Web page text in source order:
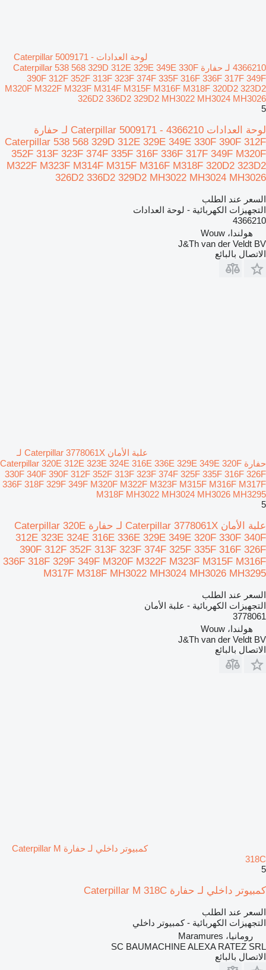
لوحة العدادات Caterpillar 5009171 -
4366210 لـ حفارة Caterpillar 538 568 329D 312E 329E 349E 330F
390F 312F 352F 313F 323F 374F 335F 316F 336F 317F 349F
M320F M322F M323F M314F M315F M316F M318F 320D2 323D2
326D2 336D2 329D2 MH3022 MH3024 MH3026
5
لوحة العدادات Caterpillar 5009171 - 4366210 لـ حفارة
Caterpillar 538 568 329D 312E 329E 349E 330F 390F 312F
352F 313F 323F 374F 335F 316F 336F 317F 349F M320F
M322F M323F M314F M315F M316F M318F 320D2 323D2
326D2 336D2 329D2 MH3022 MH3024 MH3026
السعر عند الطلب
التجهيزات الكهربائية - لوحة العدادات
4366210
هولندا، Wouw
J&Th van der Veldt BV
الاتصال بالبائع
علبة الأمان Caterpillar 3778061X لـ
حفارة Caterpillar 320E 312E 323E 324E 316E 336E 329E 349E 320F
330F 340F 390F 312F 352F 313F 323F 374F 325F 335F 316F 326F
336F 318F 329F 349F M320F M322F M323F M315F M316F M317F
M318F MH3022 MH3024 MH3026 MH3295
5
علبة الأمان Caterpillar 3778061X لـ حفارة Caterpillar 320E
312E 323E 324E 316E 336E 329E 349E 320F 330F 340F
390F 312F 352F 313F 323F 374F 325F 335F 316F 326F
336F 318F 329F 349F M320F M322F M323F M315F M316F
M317F M318F MH3022 MH3024 MH3026 MH3295
السعر عند الطلب
التجهيزات الكهربائية - علبة الأمان
3778061
هولندا، Wouw
J&Th van der Veldt BV
الاتصال بالبائع
كمبيوتر داخلي لـ حفارة Caterpillar M
318C
5
كمبيوتر داخلي لـ حفارة Caterpillar M 318C
السعر عند الطلب
التجهيزات الكهربائية - كمبيوتر داخلي
رومانيا، Maramures
SC BAUMACHINE ALEXA RATEZ SRL
الاتصال بالبائع